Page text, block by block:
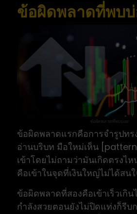
ข้อผิดพลาดที่พบ
ข้อผิดพลาดที่พบบ่อย
ข้อผิดพลาดแรกคือการจำรูปทร
อ่านบริบท มือใหม่เห็น
เข้าโดยไม่ถามว่ามันเกิดตรงไ
คือเข้าในจุดที่เงินใหญ่ไม่ได้สนใ
ข้อผิดพลาดที่สองคือเข้าเร็วเกิน
กำลังสวยตอนยังไม่ปิดแท่งก็รี